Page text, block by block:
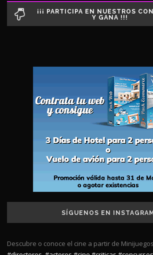
¡¡¡ PARTICIPA EN NUESTROS
Y GANA !!!
SÍGUENOS EN
Descubre o conoce el cine a partir de